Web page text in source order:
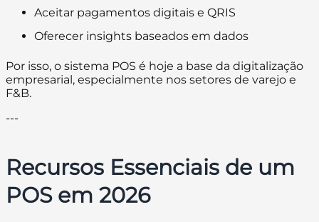
Aceitar pagamentos digitais e QRIS
Oferecer insights baseados em dados
Por isso, o sistema POS é hoje a base da digitalização
empresarial, especialmente nos setores de varejo e
F&B.
---
Recursos Essenciais de um
POS em 2026